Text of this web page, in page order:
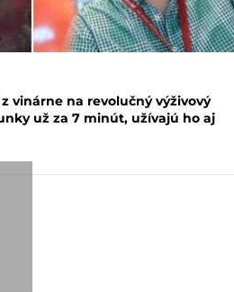
vinárne na revolučný výživový
už za 7 minút, užívajú ho aj